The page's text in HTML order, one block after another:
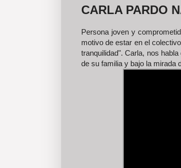
CARLA PARDO
Persona joven y
motivo de estar en el
tranquilidad". Carla, nos
de su familia y bajo la mirada